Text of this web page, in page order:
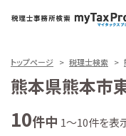
トップページ 税理士検索
熊本県熊本市
10件中 1～10件を表